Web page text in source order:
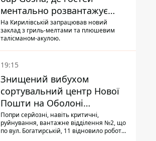
ментально розвантажує
акула
На Кирилівській запрацював новий
заклад з гриль-мелтами та плюшевим
талісманом-акулою.
19:15
Знищений вибухом
сортувальний центр Нової
Пошти на Оболоні
запрацював - видають
посилки
Попри серйозні, навіть критичні,
руйнування, вантажне відділення №2, що
по вул. Богатирській, 11 відновило роботу: